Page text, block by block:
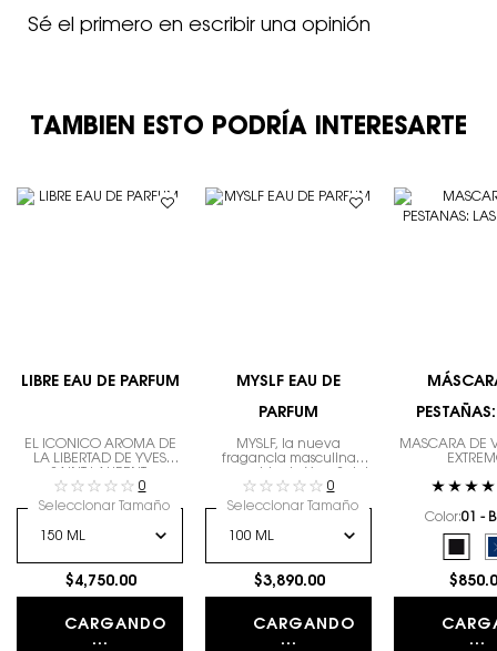
Sé el primero en escribir una opinión
TAMBIEN ESTO PODRÍA INTERESARTE
LIBRE EAU DE PARFUM
EL ICÓNICO AROMA DE
LA LIBERTAD DE YVES
0
Seleccionar Tamaño
$4,750.00
CARGANDO
...
MYSLF EAU DE
PARFUM
MYSLF, la nueva
fragancia masculina
Laurent. La expresión del
hombre que eres con
0
Seleccionar Tamaño
$3,890.00
CARGANDO
...
MÁSCARA DE
Color:01 -
01 -
...